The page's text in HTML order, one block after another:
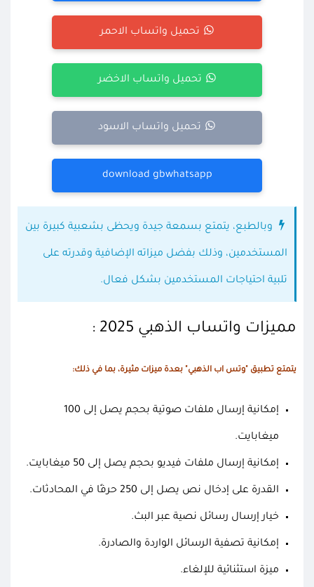
تحميل واتساب الاحمر
تحميل واتساب الاخضر
تحميل واتساب الاسود
download gbwhatsapp
وبالطبع، يتمتع بسمعة جيدة ويحظى بشعبية كبيرة بين
المستخدمين، وذلك بفضل ميزاته الإضافية وقدرته على
تلبية احتياجات المستخدمين بشكل فعال.
مميزات واتساب الذهبي 2025 :
يتمتع تطبيق "وتس اب الذهبي" بعدة ميزات مثيرة، بما في ذلك:
إمكانية إرسال ملفات صوتية بحجم يصل إلى 100
ميغابايت.
إمكانية إرسال ملفات فيديو بحجم يصل إلى 50 ميغابايت.
القدرة على إدخال نص يصل إلى 250 حرفًا في المحادثات.
خيار إرسال رسائل نصية عبر البث.
إمكانية تصفية الرسائل الواردة والصادرة.
ميزة استثنائية للإلغاء.